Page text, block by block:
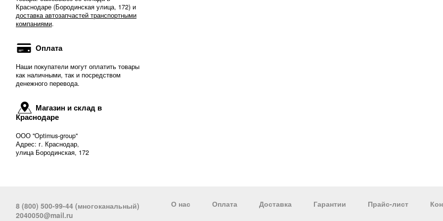
Краснодаре (Бородинская улица, 172) и
доставка автозапчастей транспортными
компаниями.
Оплата
Наши покупатели могут оплатить товары
как наличными, так и посредством
денежного перевода.
Магазин и склад в
Краснодаре
ООО "Optimus-group"
Адрес: г. Краснодар,
улица Бородинская, 172
8 (800) 500-99-44 (многоканальный)
2040050@mail.ru
О нас Оплата Доставка Гарантии Прайс-лист